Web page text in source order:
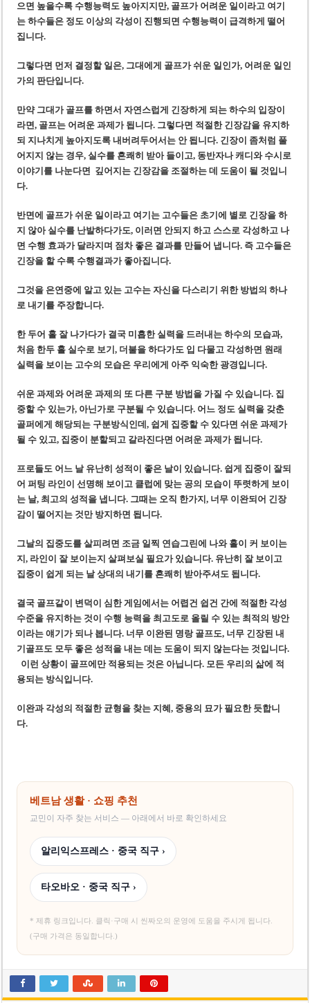
으면 높을수록 수행능력도 높아지지만, 골프가 어려운 일이라고 여기
는 하수들은 정도 이상의 각성이 진행되면 수행능력이 급격하게 떨어
집니다.
그렇다면 먼저 결정할 일은, 그대에게 골프가 쉬운 일인가, 어려운 일인
가의 판단입니다.
만약 그대가 골프를 하면서 자연스럽게 긴장하게 되는 하수의 입장이
라면, 골프는 어려운 과제가 됩니다. 그렇다면 적절한 긴장감을 유지하
되 지나치게 높아지도록 내버려두어서는 안 됩니다. 긴장이 좀처럼 풀
어지지 않는 경우, 실수를 흔쾌히 받아 들이고, 동반자나 캐디와 수시로
이야기를 나눈다면 깊어지는 긴장감을 조절하는 데 도움이 될 것입니
다.
반면에 골프가 쉬운 일이라고 여기는 고수들은 초기에 별로 긴장을 하
지 않아 실수를 난발하다가도, 이러면 안되지 하고 스스로 각성하고 나
면 수행 효과가 달라지며 점차 좋은 결과를 만들어 냅니다. 즉 고수들은
긴장을 할 수록 수행결과가 좋아집니다.
그것을 은연중에 알고 있는 고수는 자신을 다스리기 위한 방법의 하나
로 내기를 주장합니다.
한 두어 홀 잘 나가다가 결국 미흡한 실력을 드러내는 하수의 모습과,
처음 한두 홀 실수로 보기, 더불을 하다가도 입 다물고 각성하면 원래
실력을 보이는 고수의 모습은 우리에게 아주 익숙한 광경입니다.
쉬운 과제와 어려운 과제의 또 다른 구분 방법을 가질 수 있습니다. 집
중할 수 있는가, 아닌가로 구분될 수 있습니다. 어느 정도 실력을 갖춘
골퍼에게 해당되는 구분방식인데, 쉽게 집중할 수 있다면 쉬운 과제가
될 수 있고, 집중이 분할되고 갈라진다면 어려운 과제가 됩니다.
프로들도 어느 날 유난히 성적이 좋은 날이 있습니다. 쉽게 집중이 잘되
어 퍼팅 라인이 선명해 보이고 클럽에 맞는 공의 모습이 뚜렷하게 보이
는 날, 최고의 성적을 냅니다. 그때는 오직 한가지, 너무 이완되어 긴장
감이 떨어지는 것만 방지하면 됩니다.
그날의 집중도를 살피려면 조금 일찍 연습그린에 나와 홀이 커 보이는
지, 라인이 잘 보이는지 살펴보실 필요가 있습니다. 유난히 잘 보이고
집중이 쉽게 되는 날 상대의 내기를 흔쾌히 받아주셔도 됩니다.
결국 골프같이 변덕이 심한 게임에서는 어렵건 쉽건 간에 적절한 각성
수준을 유지하는 것이 수행 능력을 최고도로 올릴 수 있는 최적의 방안
이라는 얘기가 되나 봅니다. 너무 이완된 명랑 골프도, 너무 긴장된 내
기골프도 모두 좋은 성적을 내는 데는 도움이 되지 않는다는 것입니다.
이런 상황이 골프에만 적용되는 것은 아닙니다. 모든 우리의 삶에 적
용되는 방식입니다.
이완과 각성의 적절한 균형을 찾는 지혜, 중용의 묘가 필요한 듯합니
다.
베트남 생활 · 쇼핑 추천
교민이 자주 찾는 서비스 — 아래에서 바로 확인하세요
알리익스프레스 · 중국 직구 ›
타오바오 · 중국 직구 ›
* 제휴 링크입니다. 클릭·구매 시 씬짜오의 운영에 도움을 주시게 됩니다.
(구매 가격은 동일합니다.)